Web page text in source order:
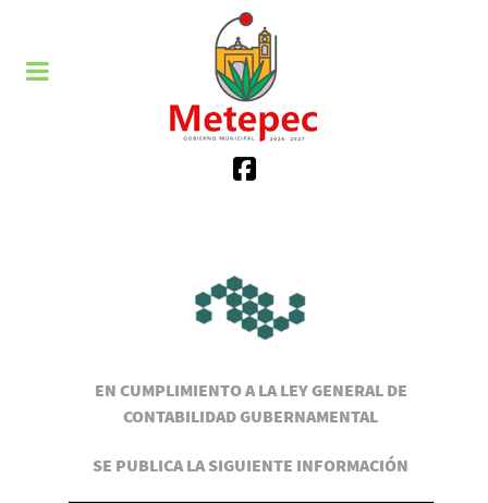
EN CUMPLIMIENTO A LA LEY GENERAL DE
CONTABILIDAD GUBERNAMENTAL
SE PUBLICA LA SIGUIENTE INFORMACIÓN